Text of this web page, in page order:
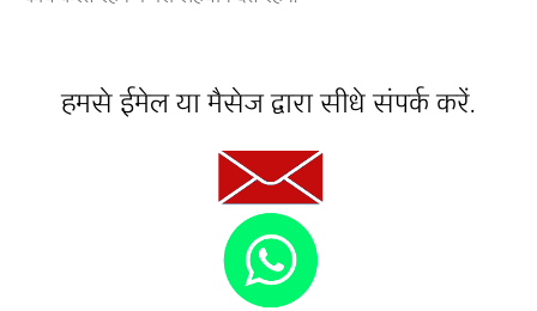
हमसे ईमेल या मैसेज द्वारा सीधे संपर्क करें.